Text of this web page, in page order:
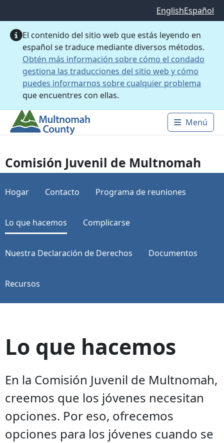
EnglishEspañol
El contenido del sitio web que estás leyendo en
español se traduce mediante diversos métodos.
Obtén más información sobre cómo el condado
gestiona las traducciones del sitio web y cómo
puedes informarnos sobre cualquier problema
que encuentres con ellas.
Main
Menú
Comisión Juvenil de Multnomah
Hogar Contacto Programa de reuniones
Lo que hacemos Complicarse
Nuestra Declaración de Derechos Documentos
Recursos
Lo que hacemos
En la Comisión Juvenil de Multnomah,
creemos que los jóvenes necesitan
opciones. Por eso, ofrecemos
opciones para los jóvenes cuando se